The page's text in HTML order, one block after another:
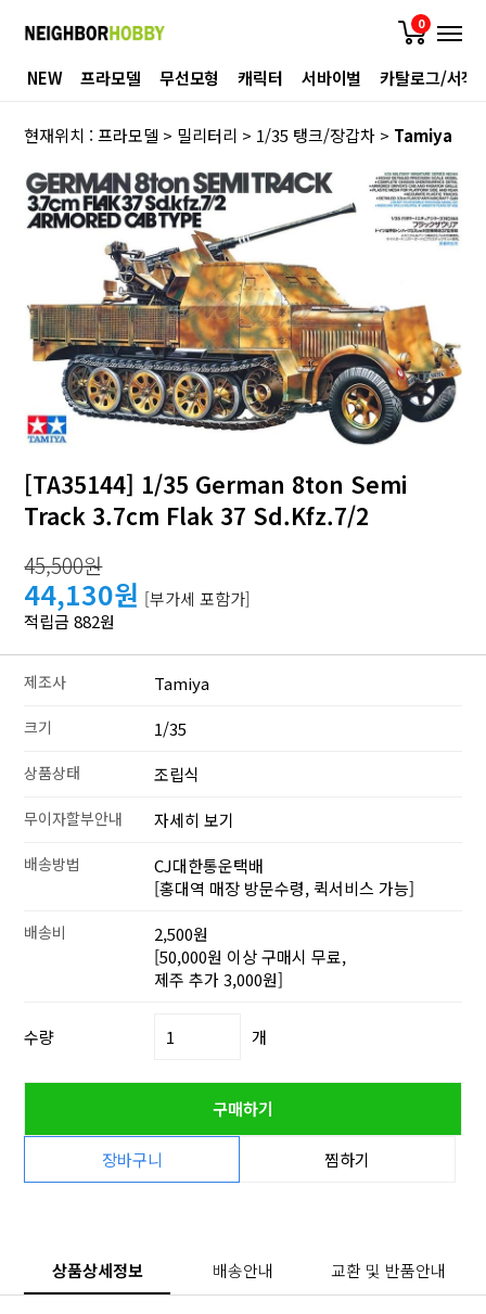
0
NEW 프라모델 무선모형 캐릭터 서바이벌 카탈로그/서적
현재위치 :프라모델 > 밀리터리 > 1/35 탱크/장갑차 > Tamiya
[TA35144] 1/35 German 8ton Semi
Track 3.7cm Flak 37 Sd.Kfz.7/2
45,500원
44,130원 [부가세 포함가]
적립금 882원
제조사 Tamiya
크기 1/35
상품상태 조립식
무이자할부안내 자세히 보기
배송방법
CJ대한통운택배
[홍대역 매장 방문수령, 퀵서비스 가능]
배송비
2,500원
[50,000원 이상 구매시 무료,
제주 추가 3,000원]
수량 개
구매하기
장바구니 찜하기
상품상세정보 배송안내 교환 및 반품안내